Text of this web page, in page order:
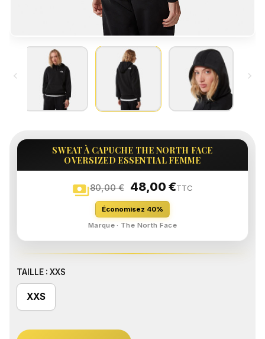
 
SWEAT À CAPUCHE THE NORTH FACE
OVERSIZED ESSENTIAL FEMME
payments80,00 € 48,00 €TTC
Économisez 40%
Marque · The North Face
TAILLE : XXS
XXS